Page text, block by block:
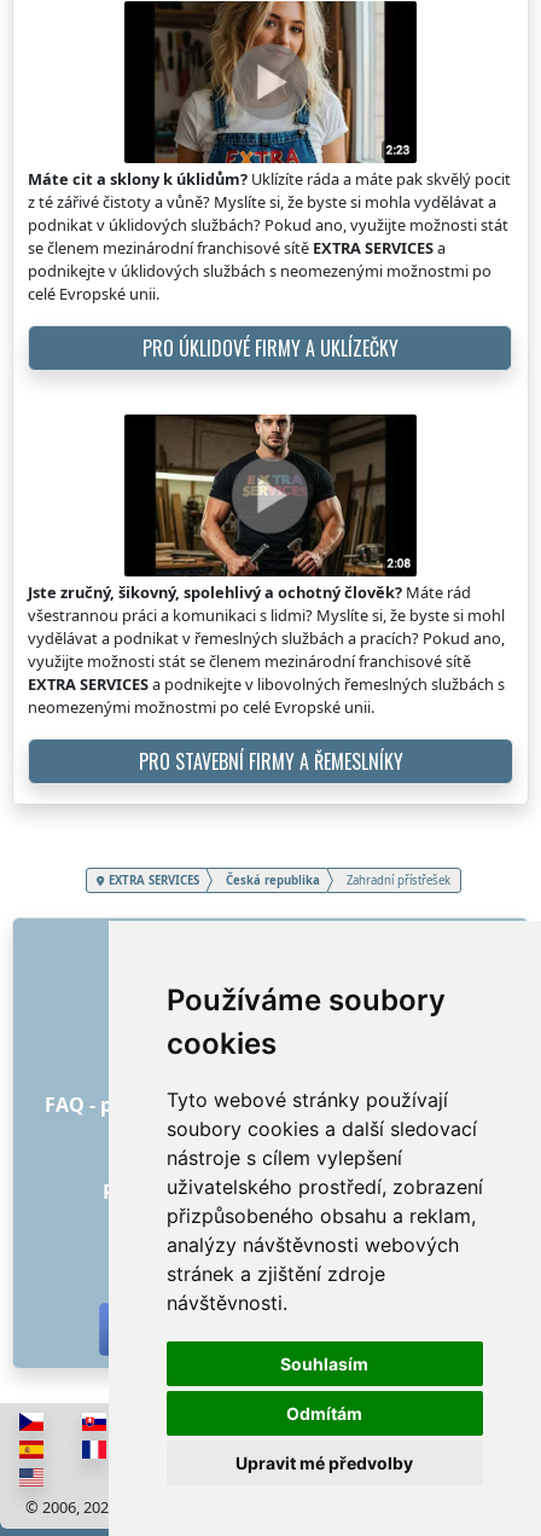
Používáme soubory
cookies
Tyto webové stránky používají
soubory cookies a další sledovací
nástroje s cílem vylepšení
uživatelského prostředí, zobrazení
přizpůsobeného obsahu a reklam,
analýzy návštěvnosti webových
stránek a zjištění zdroje
návštěvnosti.
Souhlasím
Odmítám
Upravit mé předvolby
Máte cit a sklony k úklidům? Uklízíte ráda a máte pak skvělý pocit
z té zářivé čistoty a vůně? Myslíte si, že byste si mohla vydělávat a
podnikat v úklidových službách? Pokud ano, využijte možnosti stát
se členem mezinárodní franchisové sítě EXTRA SERVICESa
podnikejte v úklidových službách s neomezenými možnostmi po
celé Evropské unii.
PRO ÚKLIDOVÉ FIRMY A UKLÍZEČKY
Jste zručný, šikovný, spolehlivý a ochotný člověk? Máte rád
všestrannou práci a komunikaci s lidmi? Myslíte si, že byste si mohl
vydělávat a podnikat v řemeslných službách a pracích? Pokud ano,
využijte možnosti stát se členem mezinárodní franchisové sítě
EXTRA SERVICESa podnikejte v libovolných řemeslných službách s
neomezenými možnostmi po celé Evropské unii.
PRO STAVEBNÍ FIRMY A ŘEMESLNÍKY
EXTRA SERVICES Česká republika Zahradní přístřešek
O nás
Jak to všechno začalo
Ceník
FAQ - pro objednatele FAQ - pro poskytovatele
Reklama a marketing
Blog
Recenze objednávek s hodnocením
Kontakt
SOCIÁLNÍ SÍTĚ
© 2006, 2026 RISS COMPANY, s.r.o. Všechna práva vyhrazena